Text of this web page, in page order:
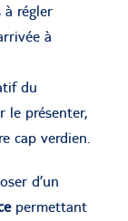
à régler
à
du
le présenter,
cap verdien.
d’un
permettant